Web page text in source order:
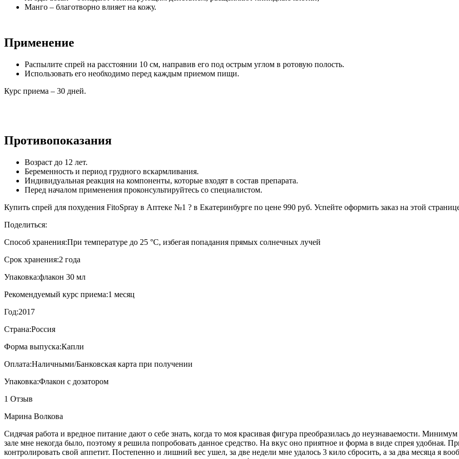
Манго – благотворно влияет на кожу.
Применение
Распылите спрей на расстоянии 10 см, направив его под острым углом в ротовую полость.
Использовать его необходимо перед каждым приемом пищи.
Курс приема – 30 дней.
Противопоказания
Возраст до 12 лет.
Беременность и период грудного вскармливания.
Индивидуальная реакция на компоненты, которые входят в состав препарата.
Перед началом применения проконсультируйтесь со специалистом.
Купить спрей для похудения FitoSpray в Аптеке №1 ? в Екатеринбурге по цене 990 руб. Успейте оформить заказ на этой
Поделиться:
Способ хранения:При температуре до 25 °C, избегая попадания прямых солнечных лучей
Срок хранения:2 года
Упаковка:флакон 30 мл
Рекомендуемый курс приема:1 месяц
Год:2017
Страна:Россия
Форма выпуска:Капли
Оплата:Наличными/Банковская карта при получении
Упаковка:Флакон с дозатором
1 Отзыв
Марина Волкова
Сидячая работа и вредное питание дают о себе знать, когда то моя красивая фигура преобразилась до неузнаваемости.
зале мне некогда было, поэтому я решила попробовать данное средство. На вкус оно приятное и форма в виде спрея удобная.
контролировать свой аппетит. Постепенно и лишний вес ушел, за две недели мне удалось 3 кило сбросить, а за два месяца я